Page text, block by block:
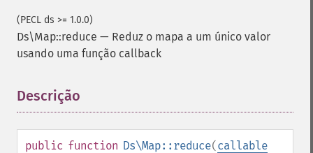
(PECL ds >= 1.0.0)
Ds\Map::reduce — Reduz o mapa a um único valor
usando uma função callback
Descrição
public function Ds\Map::reduce(callable